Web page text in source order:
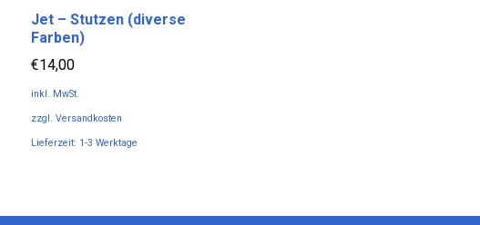
Jet – Stutzen (diverse
Farben)
€14,00
inkl. MwSt.
zzgl. Versandkosten
Lieferzeit: 1-3 Werktage